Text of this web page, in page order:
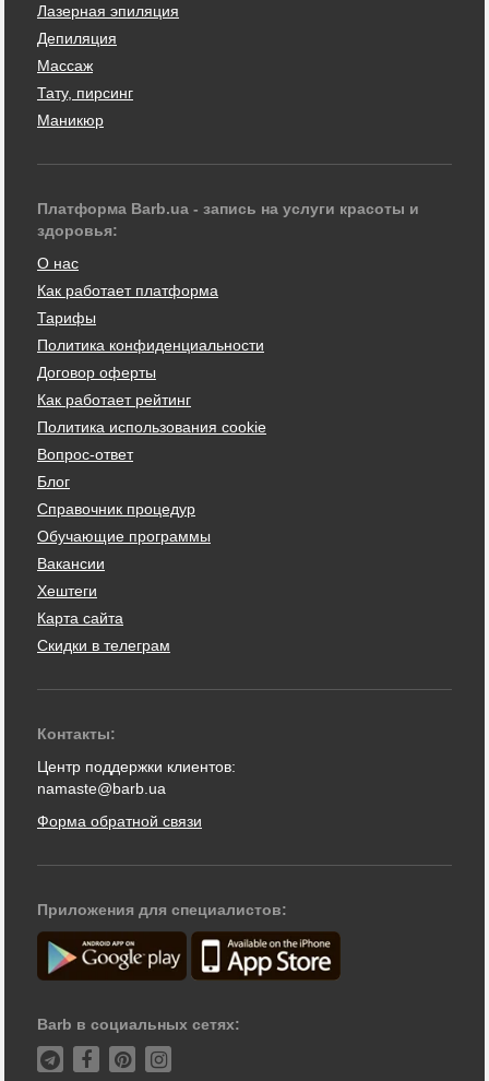
Лазерная эпиляция
Депиляция
Массаж
Тату, пирсинг
Маникюр
Платформа Barb.ua - запись на услуги красоты и
здоровья:
О нас
Как работает платформа
Тарифы
Политика конфиденциальности
Договор оферты
Как работает рейтинг
Политика использования cookie
Вопрос-ответ
Блог
Справочник процедур
Обучающие программы
Вакансии
Хештеги
Карта сайта
Скидки в телеграм
Контакты:
Центр поддержки клиентов:
namaste@barb.ua
Форма обратной связи
Приложения для специалистов:
Barb в социальных сетях: